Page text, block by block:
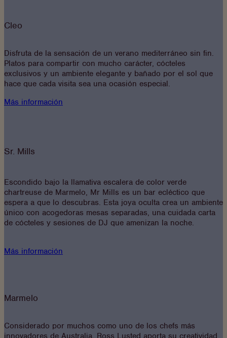
Cleo
Disfruta de la sensación de un verano mediterráneo sin fin.
Platos para compartir con mucho carácter, cócteles
exclusivos y un ambiente elegante y bañado por el sol que
hace que cada visita sea una ocasión especial.
Más información
Sr. Mills
Escondido bajo la llamativa escalera de color verde
chartreuse de Marmelo, Mr Mills es un bar ecléctico que
espera a que lo descubras. Esta joya oculta crea un ambiente
único con acogedoras mesas separadas, una cuidada carta
de cócteles y sesiones de DJ que amenizan la noche.
Más información
Marmelo
Considerado por muchos como uno de los chefs más
innovadores de Australia, Ross Lusted aporta su creatividad